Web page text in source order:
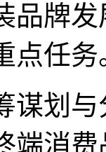
牌发
点任务
划与
端消